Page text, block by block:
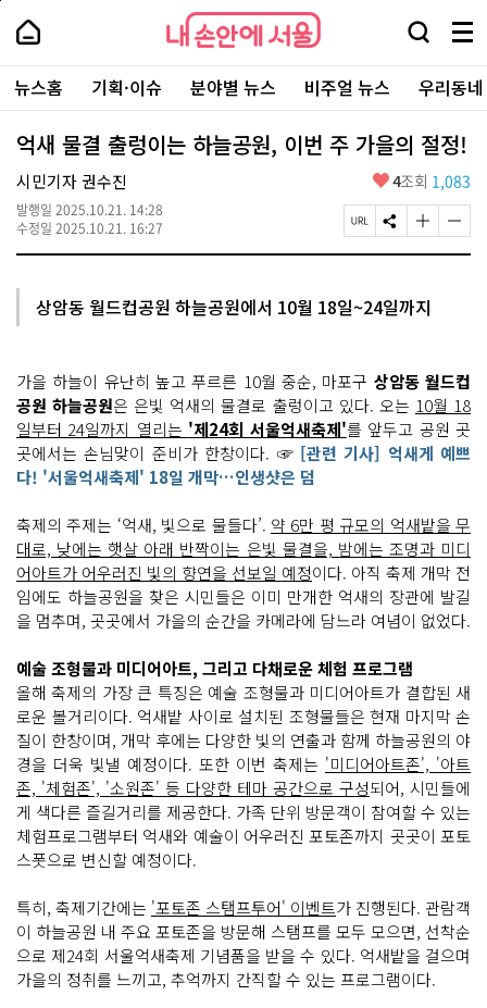
본
로
가
내
손
안
에
서
울
-
서
울
시
대
표
소
포
내
손
에
울
검
창
열
기
메
뉴
전
체
보
기
주
요
서
뉴스홈 기획·이슈 분야별 뉴스 비주얼 뉴스 우리동
억새 물결 출렁이는 하늘공원, 이번 주 가을의 절정!
시민기자 권수진
발행일 2025.10.21. 14:28
수정일 2025.10.21. 16:27
좋
요
4조회 1,083
페
이
R
L
S
N
유
하
글
자
크
게
하
기
글
자
하
기
상암동 월드컵공원 하늘공원에서 10월 18일~24일까지
가을 하늘이 유난히 높고 푸르른 10월 중순, 마포구 상암동 월드컵
공원 하늘공원은 은빛 억새의 물결로 출렁이고 있다. 오는 10월 18
일부터 24일까지 열리는 '제24회 서울억새축제'를 앞두고 공원 곳
곳에서는 손님맞이 준비가 한창이다. ☞[관련 기사] 억새게 예쁘
다! '서울억새축제' 18일 개막…인생샷은 덤
축제의 주제는 ‘억새, 빛으로 물들다’. 약 6만 평 규모의 억새밭을 무
대로, 낮에는 햇살 아래 반짝이는 은빛 물결을, 밤에는 조명과 미디
어아트가 어우러진 빛의 향연을 선보일 예정이다. 아직 축제 개막 전
임에도 하늘공원을 찾은 시민들은 이미 만개한 억새의 장관에 발길
을 멈추며, 곳곳에서 가을의 순간을 카메라에 담느라 여념이 없었다.
예술 조형물과 미디어아트, 그리고 다채로운 체험 프로그램
올해 축제의 가장 큰 특징은 예술 조형물과 미디어아트가 결합된 새
로운 볼거리이다. 억새밭 사이로 설치된 조형물들은 현재 마지막 손
질이 한창이며, 개막 후에는 다양한 빛의 연출과 함께 하늘공원의 야
경을 더욱 빛낼 예정이다. 또한 이번 축제는 '미디어아트존', '아트
존, '체험존', '소원존' 등 다양한 테마 공간으로 구성되어, 시민들에
게 색다른 즐길거리를 제공한다. 가족 단위 방문객이 참여할 수 있는
체험프로그램부터 억새와 예술이 어우러진 포토존까지 곳곳이 포토
스폿으로 변신할 예정이다.
특히, 축제기간에는 '포토존 스탬프투어' 이벤트가 진행된다. 관람객
이 하늘공원 내 주요 포토존을 방문해 스탬프를 모두 모으면, 선착순
으로 제24회 서울억새축제 기념품을 받을 수 있다. 억새밭을 걸으며
가을의 정취를 느끼고, 추억까지 간직할 수 있는 프로그램이다.
페
상
단
로